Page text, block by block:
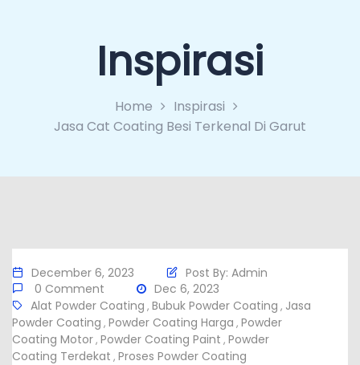
Inspirasi
Home
Inspirasi
Jasa Cat Coating Besi Terkenal Di Garut
December 6, 2023 Post By: Admin
0 Comment
Dec 6, 2023
Alat Powder Coating , Bubuk Powder Coating , Jasa
Powder Coating , Powder Coating Harga , Powder
Coating Motor, Powder Coating Paint , Powder
Coating Terdekat , Proses Powder Coating